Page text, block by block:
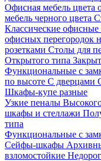
Офисная мебель цвета
мебель черного цвета
Классические офисные
офисных перегородок
розетками Столы для
Открытого типа
Функциональные с
по высоте С дверцами
Шкафы-купе разные
Узкие пеналы
шкафы и стеллажи
типа
Функциональные с
Сейфы-шкафы
взломостойкие